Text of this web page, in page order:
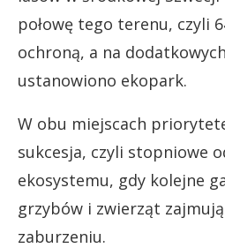
połowę tego terenu, czyli
ochroną, a na
ustanowiono ekopark.
W obu miejscach
sukcesja, czyli stopniowe
ekosystemu, gdy kolejne
grzybów i zwierząt
zaburzeniu.